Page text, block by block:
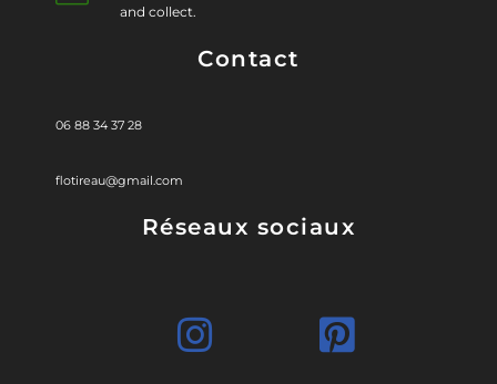
and collect.
Contact
06 88 34 37 28
flotireau@gmail.com
Réseaux sociaux